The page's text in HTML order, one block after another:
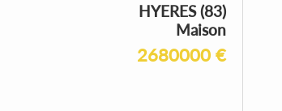
HYERES (83)
Maison
2680000 €